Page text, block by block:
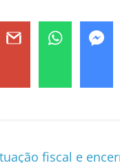
fiscal e